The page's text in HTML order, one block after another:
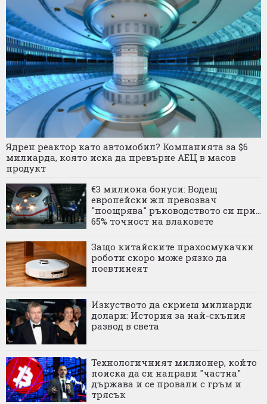
Ядрен реактор като автомобил? Компанията за $6
милиарда, която иска да превърне АЕЦ в масов
продукт
€3 милиона бонуси: Водещ
европейски жп превозвач
"поощрява" ръководството си при...
65% точност на влаковете
Защо китайските прахосмукачки
роботи скоро може рязко да
поевтинеят
Изкуството да скриеш милиарди
долари: История за най-скъпия
развод в света
Технологичният милионер, който
поиска да си направи "частна"
държава и се провали с гръм и
трясък